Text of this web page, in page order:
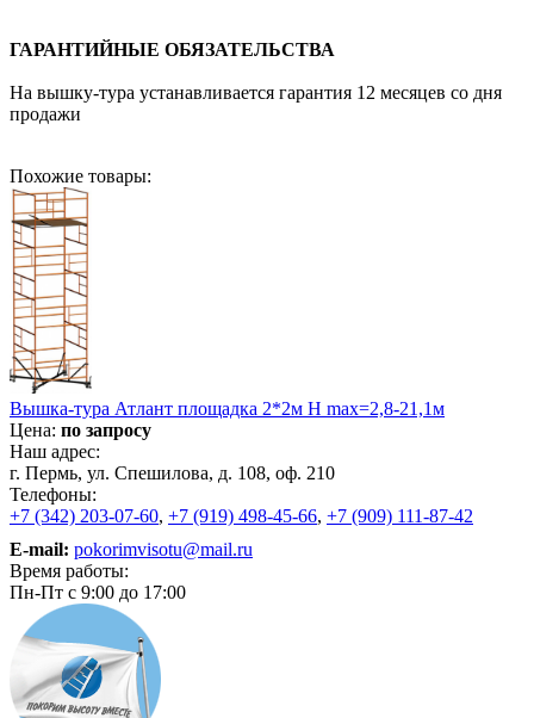
ГАРАНТИЙНЫЕ ОБЯЗАТЕЛЬСТВА
На вышку-тура устанавливается гарантия 12 месяцев со дня
продажи
Похожие товары:
Вышка-тура Атлант площадка 2*2м Н max=2,8-21,1м
Цена: по запросу
Наш адрес:
г. Пермь, ул. Спешилова, д. 108, оф. 210
Телефоны:
+7 (342) 203-07-60, +7 (919) 498-45-66, +7 (909) 111-87-42
E-mail: pokorimvisotu@mail.ru
Время работы:
Пн-Пт с 9:00 до 17:00